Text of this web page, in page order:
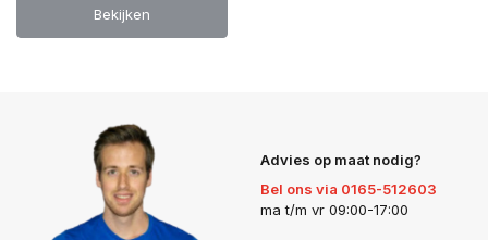
Bekijken
Advies op maat nodig?
Bel ons via 0165-512603
ma t/m vr 09:00-17:00